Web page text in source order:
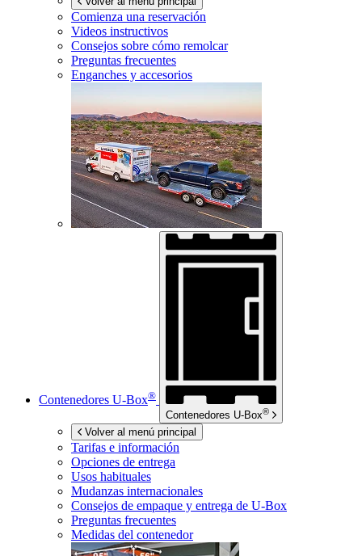
Comienza una reservación
Videos instructivos
Consejos sobre cómo remolcar
Preguntas frecuentes
Enganches y accesorios
Contenedores U-Box®
Contenedores U-Box®
Volver al menú principal
Tarifas e información
Opciones de entrega
Usos habituales
Mudanzas internacionales
Consejos de empaque y entrega de U-Box
Preguntas frecuentes
Medidas del contenedor